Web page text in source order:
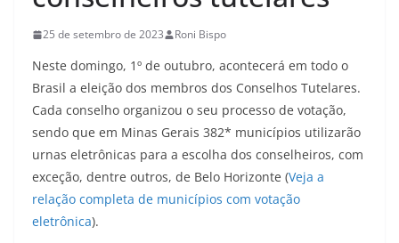
25 de setembro de 2023 Roni Bispo
Neste domingo, 1º de outubro, acontecerá em todo o
Brasil a eleição dos membros dos Conselhos Tutelares.
Cada conselho organizou o seu processo de votação,
sendo que em Minas Gerais 382* municípios utilizarão
urnas eletrônicas para a escolha dos conselheiros, com
exceção, dentre outros, de Belo Horizonte (Veja a
relação completa de municípios com votação
eletrônica).